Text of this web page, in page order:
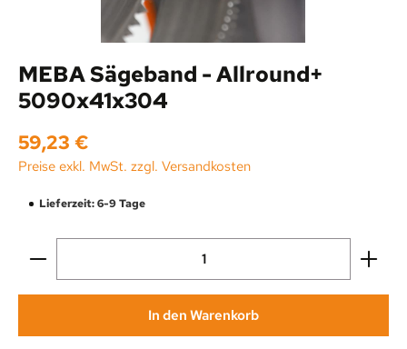
MEBA Sägeband - Allround+
5090x41x304
Regulärer Preis:
59,23 €
Preise exkl. MwSt. zzgl. Versandkosten
Lieferzeit: 6-9 Tage
Produkt Anzahl: Gib den gewünschten Wert ein
In den Warenkorb